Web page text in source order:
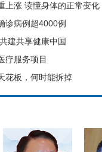
上涨 读懂身体的正常变化
诊病例超4000例
建共享健康中国
疗服务项目
花板，何时能拆掉